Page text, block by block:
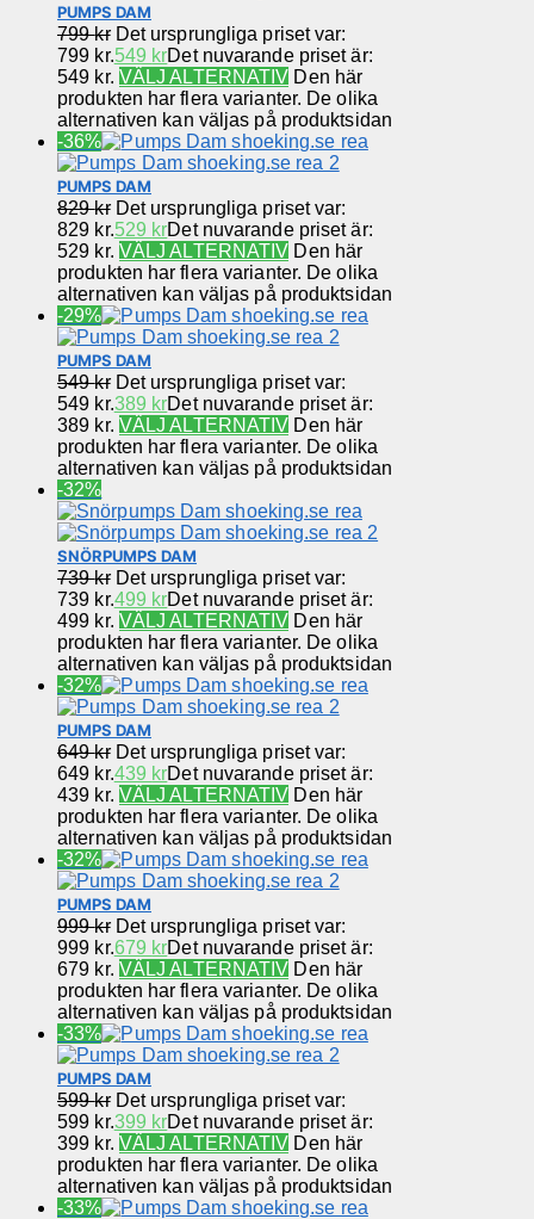
PUMPS DAM
799kr Det ursprungliga priset var:
799 kr.549 krDet nuvarande priset är:
549 kr. VÄLJ ALTERNATIV Den här
produkten har flera varianter. De olika
alternativen kan väljas på produktsidan
-36%
PUMPS DAM
829kr Det ursprungliga priset var:
829 kr.529 krDet nuvarande priset är:
529 kr. VÄLJ ALTERNATIV Den här
produkten har flera varianter. De olika
alternativen kan väljas på produktsidan
-29%
PUMPS DAM
549kr Det ursprungliga priset var:
549 kr.389 krDet nuvarande priset är:
389 kr. VÄLJ ALTERNATIV Den här
produkten har flera varianter. De olika
alternativen kan väljas på produktsidan
-32%
SNÖRPUMPS DAM
739kr Det ursprungliga priset var:
739 kr.499 krDet nuvarande priset är:
499 kr. VÄLJ ALTERNATIV Den här
produkten har flera varianter. De olika
alternativen kan väljas på produktsidan
-32%
PUMPS DAM
649kr Det ursprungliga priset var:
649 kr.439 krDet nuvarande priset är:
439 kr. VÄLJ ALTERNATIV Den här
produkten har flera varianter. De olika
alternativen kan väljas på produktsidan
-32%
PUMPS DAM
999kr Det ursprungliga priset var:
999 kr.679 krDet nuvarande priset är:
679 kr. VÄLJ ALTERNATIV Den här
produkten har flera varianter. De olika
alternativen kan väljas på produktsidan
-33%
PUMPS DAM
599kr Det ursprungliga priset var:
599 kr.399 krDet nuvarande priset är:
399 kr. VÄLJ ALTERNATIV Den här
produkten har flera varianter. De olika
alternativen kan väljas på produktsidan
-33%